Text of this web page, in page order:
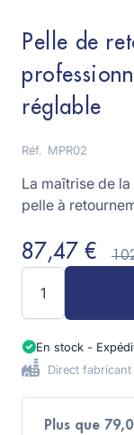
Pelle de
réglable
Réf. MPR02
La maîtrise de
pelle à
87,47 €
En stock -
Direct fabricant
Plus que